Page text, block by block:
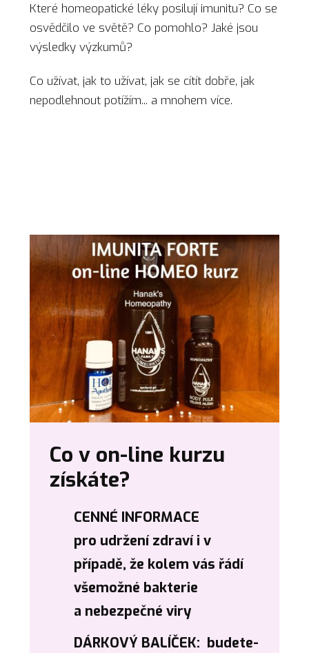
Které homeopatické léky posilují imunitu? Co se
osvědčilo ve světě? Co pomohlo? Jaké jsou
výsledky výzkumů?
Co užívat, jak to užívat, jak se cítít dobře, jak
nepodlehnout potížím... a mnohem více.
Co v on-line kurzu
získáte?
CENNÉ INFORMACE
pro udržení zdraví i v
případě, že kolem vás řádí
všemožné bakterie
a nebezpečné viry
DÁRKOVÝ BALÍČEK: budete-